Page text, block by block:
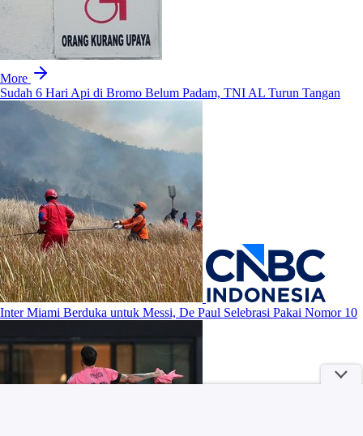
More
Sudah 6 Hari Api di Bromo Belum Padam, TNI AL Turun Tangan
Inter Miami Berduka untuk Messi, De Paul Selebrasi Pakai Nomor 10